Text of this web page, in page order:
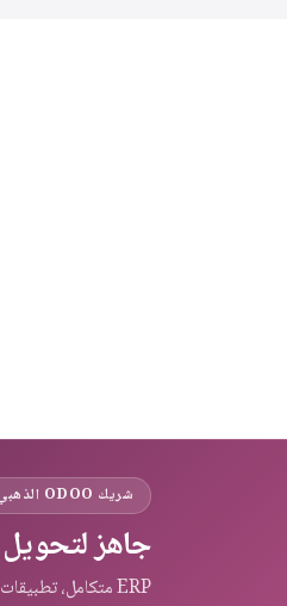
شريك ODOO الذهبي
جاهز
ERP متكامل، تطبيقات أودو، وتكاملات ذكية — من فريق يثق به عملاء المنطقة.